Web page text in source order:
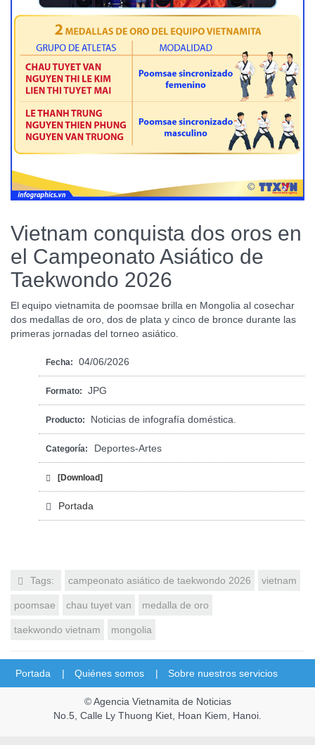
Vietnam conquista dos oros en
el Campeonato Asiático de
Taekwondo 2026
El equipo vietnamita de poomsae brilla en Mongolia al cosechar
dos medallas de oro, dos de plata y cinco de bronce durante las
primeras jornadas del torneo asiático.
Fecha: 04/06/2026
Formato: JPG
Producto: Noticias de infografía doméstica.
Categoría: Deportes-Artes
[Download]
Portada
Tags: campeonato asiático de taekwondo 2026 vietnam
poomsae chau tuyet van medalla de oro
taekwondo vietnam mongolia
Portada | Quiénes somos | Sobre nuestros servicios
© Agencia Vietnamita de Noticias
No.5, Calle Ly Thuong Kiet, Hoan Kiem, Hanoi.